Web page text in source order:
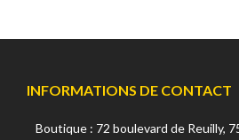
INFORMATIONS DE CONTACT
Boutique : 72 boulevard de Reuilly,